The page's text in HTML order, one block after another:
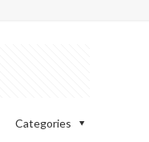
Categories